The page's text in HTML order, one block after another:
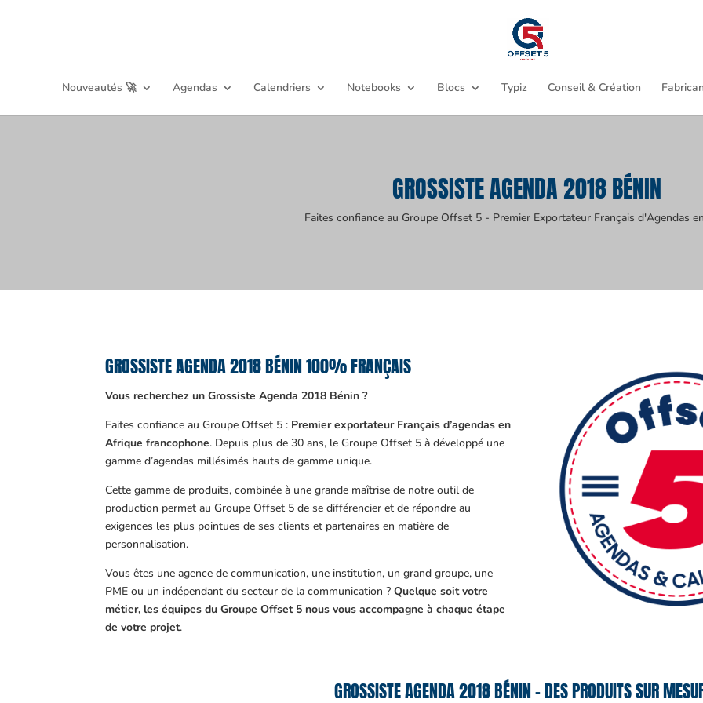
Nouveautés 🚀 Agendas Calendriers Notebooks Blocs Typiz Conseil & Création
GROSSISTE AGENDA 2018 BÉNIN
Faites confiance au Groupe Offset 5 - Premier Exportateur Français d'Agendas
GROSSISTE AGENDA 2018 BÉNIN 100% FRANÇAIS
Vous recherchez un Grossiste Agenda 2018 Bénin ?
Faites confiance au Groupe Offset 5 : Premier exportateur Français d’agendas en
Afrique francophone. Depuis plus de 30 ans, le Groupe Offset 5 à développé une
gamme d’agendas millésimés hauts de gamme unique.
Cette gamme de produits, combinée à une grande maîtrise de notre outil de
production permet au Groupe Offset 5 de se différencier et de répondre au
exigences les plus pointues de ses clients et partenaires en matière de
personnalisation.
Vous êtes une agence de communication, une institution, un grand groupe, une
PME ou un indépendant du secteur de la communication ?Quelque soit votre
métier, les équipes du Groupe Offset 5 nous vous accompagne à chaque étape
de votre projet.
GROSSISTE AGENDA 2018 BÉNIN – DES PRODUITS SUR